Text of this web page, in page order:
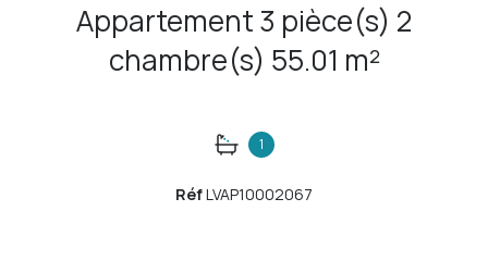
Appartement 3 pièce(s) 2
chambre(s) 55.01 m²
1
RéfLVAP10002067